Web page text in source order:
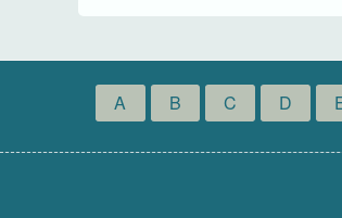
A B C D